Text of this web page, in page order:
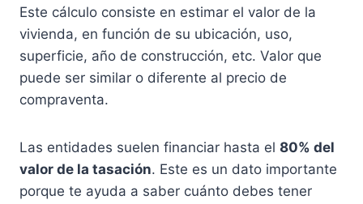
Este cálculo consiste en estimar el valor de la
vivienda, en función de su ubicación, uso,
superficie, año de construcción, etc. Valor que
puede ser similar o diferente al precio de
compraventa.
Las entidades suelen financiar hasta el 80% del
valor de la tasación. Este es un dato importante
porque te ayuda a saber cuánto debes tener